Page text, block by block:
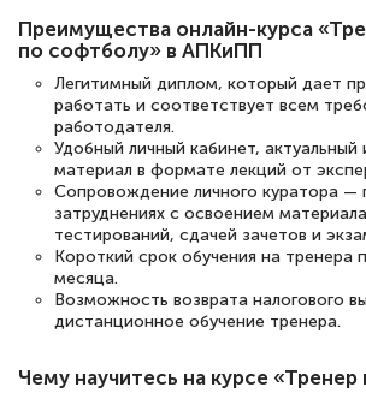
специалисты, ответили на все
интересующие вопросы и в
двух…
Светлана К
Знаток города 7 уровня
Оставила заявку на обучение
Обучение понравилось:
Преимущества онлайн-курса
по софтболу» в АПКиПП
Легитимный диплом, который дает
работать и соответствует всем
работодателя.
Удобный личный кабинет, актуальный
материал в формате лекций от
Сопровождение личного куратора
затруднениях с освоением
тестирований, сдачей зачетов и
Короткий срок обучения на тренера
месяца.
Возможность возврата налогового
дистанционное обучение тренера.
Чему научитесь на курсе